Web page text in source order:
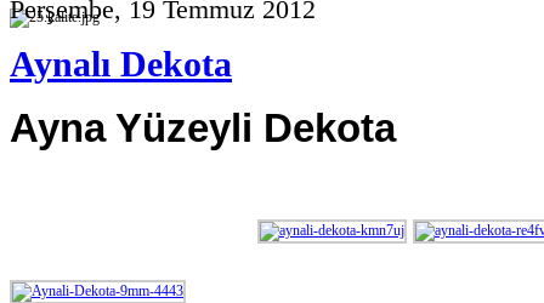
Perşembe, 19 Temmuz 2012
Aynalı Dekota
Ayna Yüzeyli Dekota